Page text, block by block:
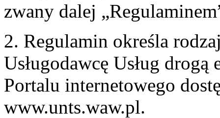
zwany dalej
2. Regulamin określa
Usługodawcę Usług
Portalu internetowego
www.unts.waw.pl.